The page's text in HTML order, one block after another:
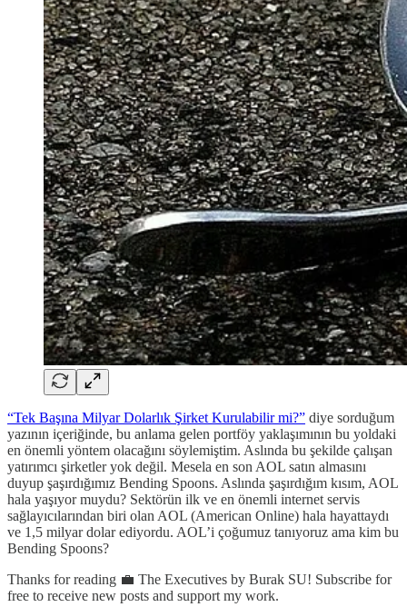
“Tek Başına Milyar Dolarlık Şirket Kurulabilir mi?” diye sorduğum
yazının içeriğinde, bu anlama gelen portföy yaklaşımının bu yoldaki
en önemli yöntem olacağını söylemiştim. Aslında bu şekilde çalışan
yatırımcı şirketler yok değil. Mesela en son AOL satın almasını
duyup şaşırdığımız Bending Spoons. Aslında şaşırdığım kısım, AOL
hala yaşıyor muydu? Sektörün ilk ve en önemli internet servis
sağlayıcılarından biri olan AOL (American Online) hala hayattaydı
ve 1,5 milyar dolar ediyordu. AOL’i çoğumuz tanıyoruz ama kim bu
Bending Spoons?
Thanks for reading 💼 The Executives by Burak SU! Subscribe for
free to receive new posts and support my work.